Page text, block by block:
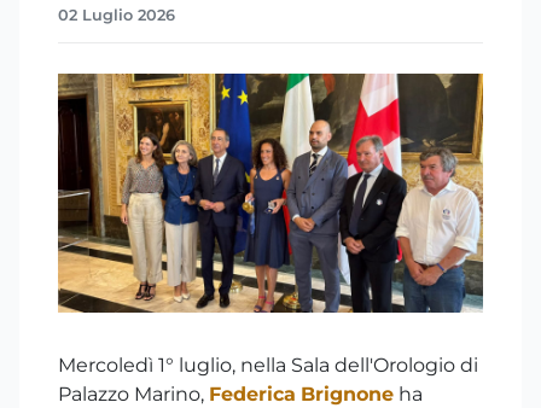
02 Luglio 2026
Mercoledì 1° luglio, nella Sala dell'Orologio di
Palazzo Marino, Federica Brignone ha